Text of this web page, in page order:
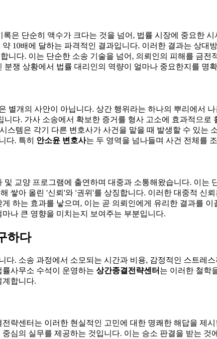
은 단순히 액수가 크다는 것을 넘어, 법률 시장에 중요한
10배에 달하는 파격적인 결과입니다. 이러한 결과는 상
니다. 이는 단순한 소송 기술을 넘어, 의뢰인의 피해를 금전
쟁 상황에서 법률 대리인의 역량이 얼마나 중요한지를 명
별개의 사안이 아닙니다. 상간 행위라는 하나의 뿌리에서
다. 가사 소송에서 확보한 증거를 형사 고소에 효과적으
스템은 각기 다른 변호사가 사건을 맡을 때 발생할 수 있는
다. 특히 안소윤 변호사는 두 영역을 넘나들며 사건 전체를
교양 프로그램에 출연하며 대중과 소통해왔습니다. 이는
쌓아 올린 '신뢰'와 '권위'를 상징합니다. 이러한 대중적 신
하는 효과를 낳으며, 이는 곧 의뢰인에게 유리한 결과를
나 큰 영향을 미치는지 보여주는 부분입니다.
하다
. 소송 과정에서 소모되는 시간과 비용, 감정적인 스트레
사무소 수석이 운영하는 상간종결전략센터 는 이러한 철학
계합니다.
략센터는 이러한 현실적인 고민에 대한 명쾌한 해답을 제
심의 실무를 제공하는 것입니다. 이는 승소 판결을 받는